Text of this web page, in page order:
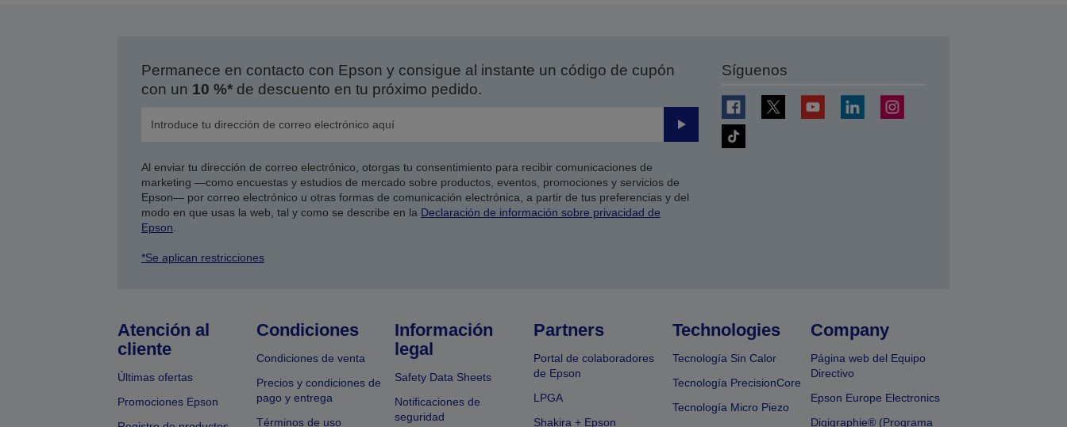
Permanece en contacto con Epson y consigue al instante un código de cupón
con un 10 %*de descuento en tu próximo pedido.
Enviar
Al enviar tu dirección de correo electrónico, otorgas tu consentimiento para recibir comunicaciones de
marketing —como encuestas y estudios de mercado sobre productos, eventos, promociones y servicios de
Epson— por correo electrónico u otras formas de comunicación electrónica, a partir de tus preferencias y del
modo en que usas la web, tal y como se describe en la Declaración de información sobre privacidad de
Epson
*Se aplican restricciones
Síguenos
Atención al
cliente
Últimas ofertas
Promociones Epson
Condiciones
Condiciones de venta
Precios y condiciones de
pago y entrega
Términos de uso
Información
legal
Safety Data Sheets
Notificaciones de
seguridad
Partners
Portal de colaboradores
de Epson
LPGA
Shakira + Epson
Technologies
Tecnología Sin Calor
Tecnología PrecisionCore
Tecnología Micro Piezo
Company
Página web del Equipo
Directivo
Epson Europe Electronics
Digigraphie® (Programa